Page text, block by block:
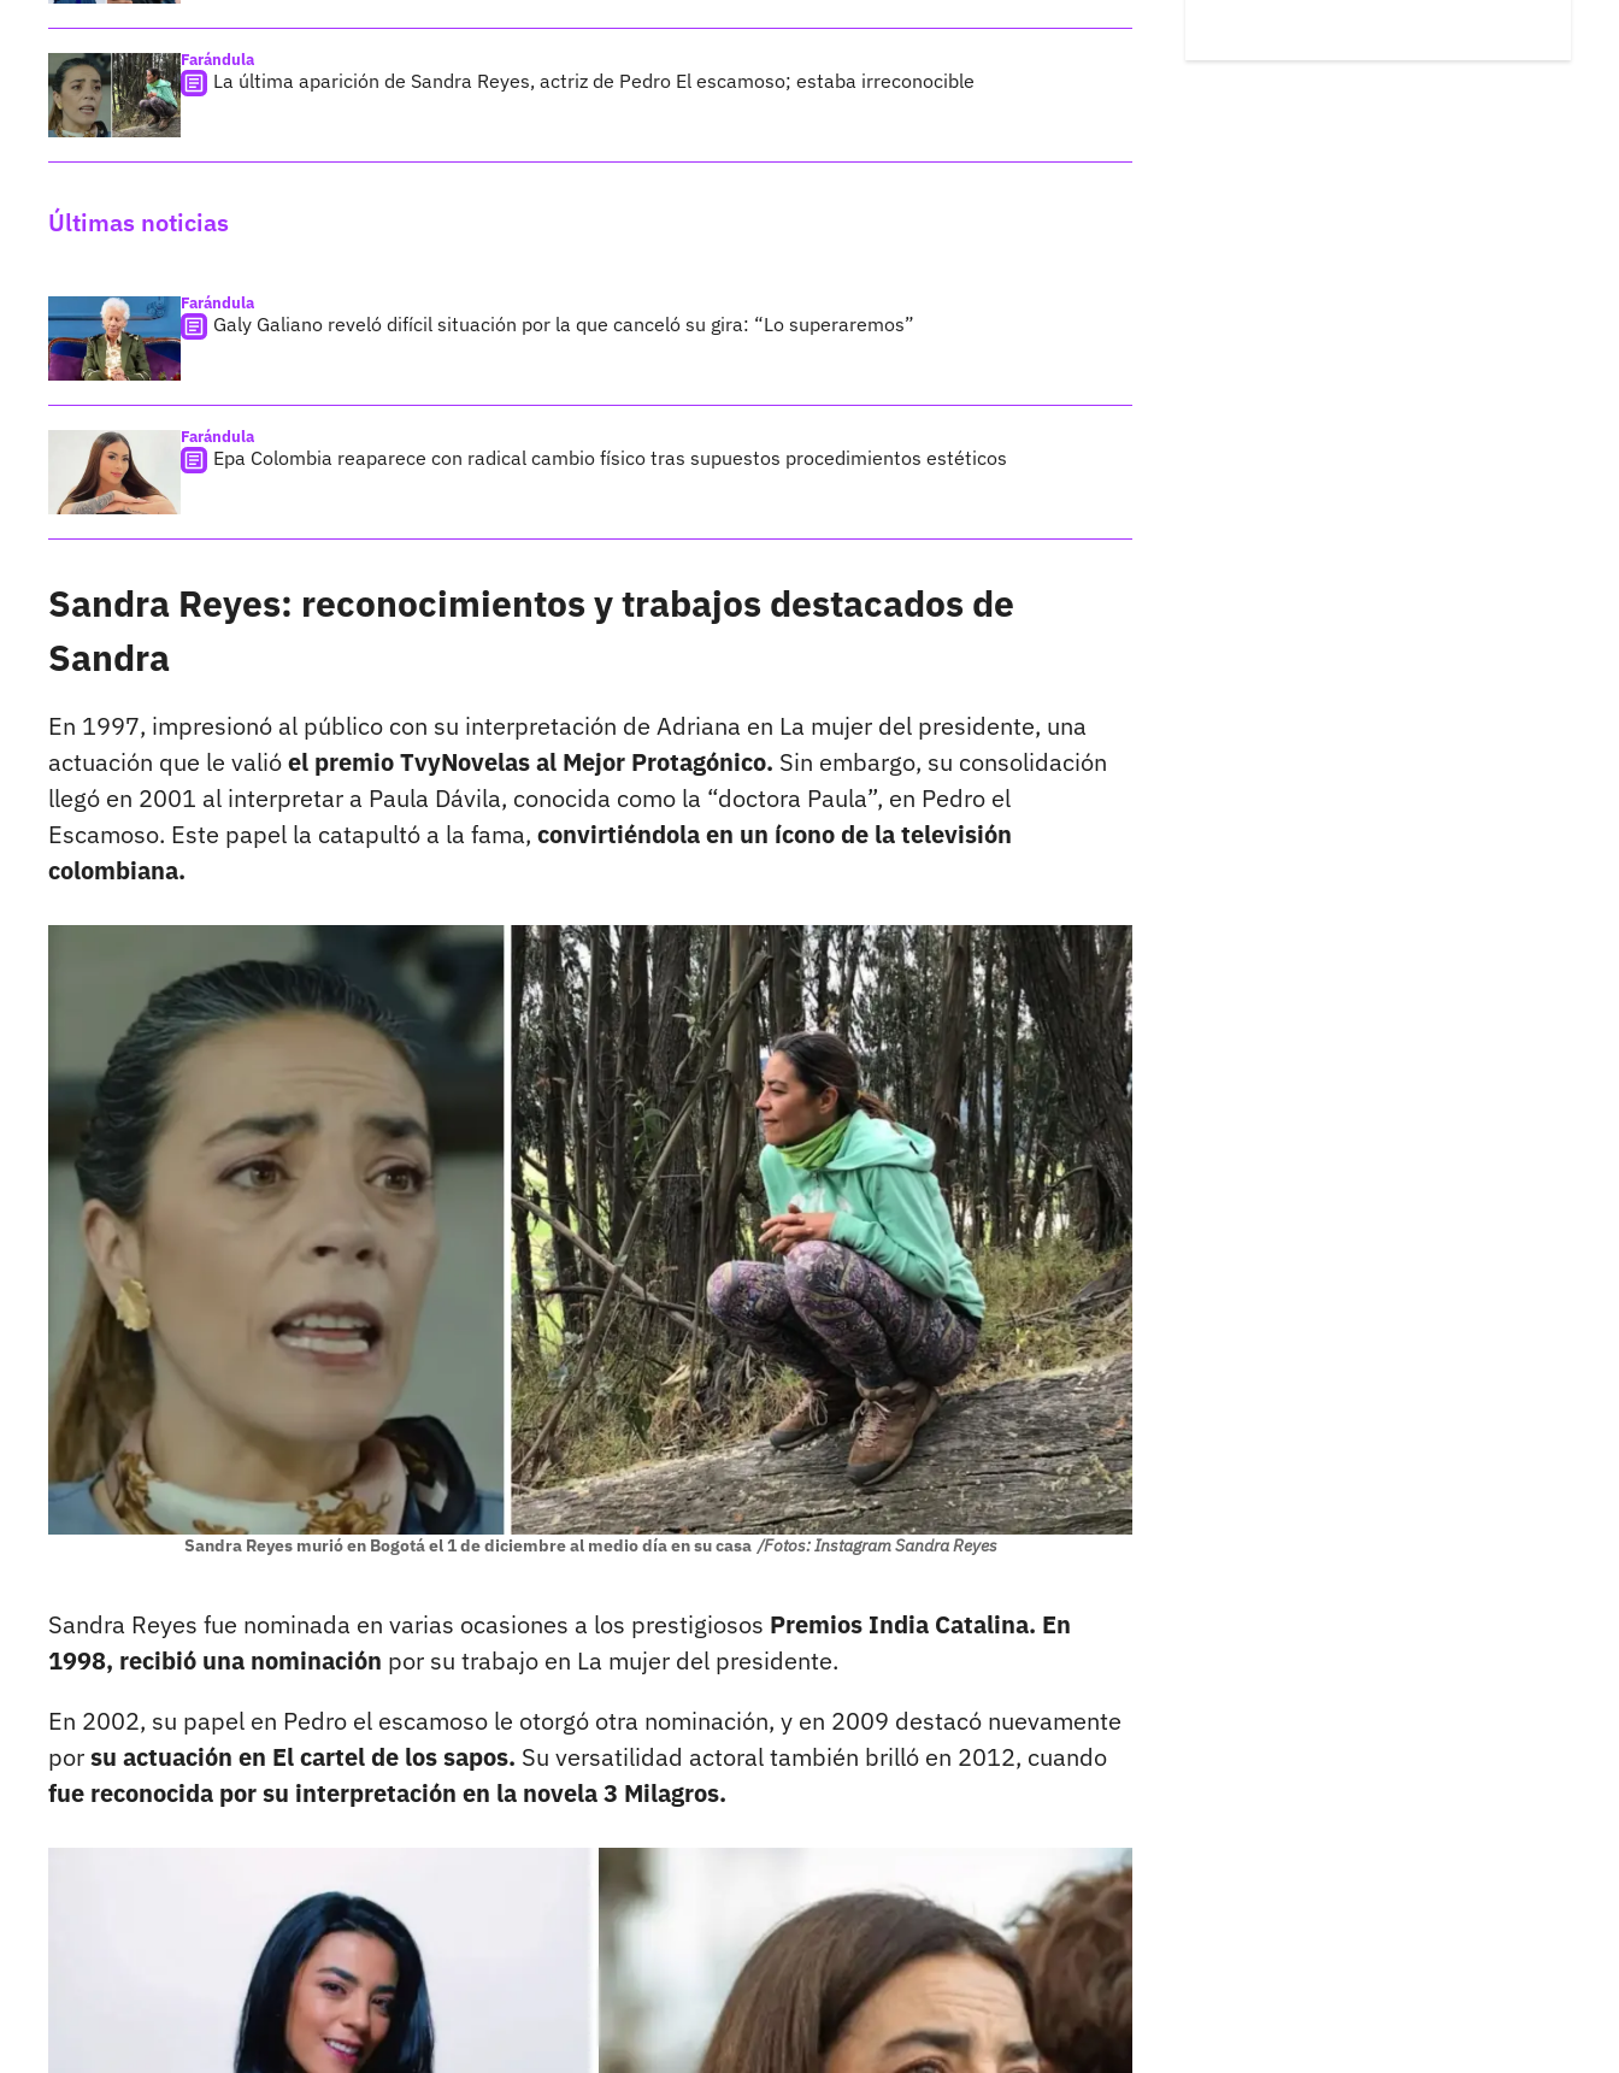
Farándula
La última aparición de Sandra Reyes, actriz de Pedro El escamoso; estaba irreconocible
Últimas noticias
Farándula
Galy Galiano reveló difícil situación por la que canceló su gira: “Lo superaremos”
Farándula
Epa Colombia reaparece con radical cambio físico tras supuestos procedimientos estéticos
Sandra Reyes: reconocimientos y trabajos destacados de
Sandra
En 1997, impresionó al público con su interpretación de Adriana en La mujer del presidente, una
actuación que le valióel premio TvyNovelas al Mejor Protagónico. Sin embargo, su consolidación
llegó en 2001 al interpretar a Paula Dávila, conocida como la “doctora Paula”, en Pedro el
Escamoso. Este papel la catapultó a la fama, convirtiéndola en un ícono de la televisión
colombiana.
Sandra Reyes murió en Bogotá el 1 de diciembre al medio día en su casa /Fotos: Instagram Sandra Reyes
Sandra Reyes fue nominada en varias ocasiones a los prestigiosos Premios India Catalina. En
1998, recibió una nominación por su trabajo en La mujer del presidente.
En 2002, su papel en Pedro el escamoso le otorgó otra nominación, y en 2009 destacó nuevamente
porsu actuación en El cartel de los sapos. Su versatilidad actoral también brilló en 2012, cuando
fue reconocida por su interpretación en la novela 3 Milagros.